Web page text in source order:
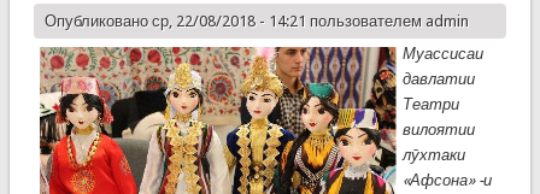
Опубликовано ср, 22/08/2018 - 14:21 пользователем admin
Муассисаи
давлатии
Театри
вилоятии
лӯхтаки
«Афсона» -и